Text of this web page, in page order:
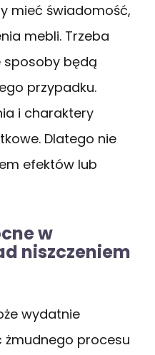
mieć świadomość,
mebli. Trzeba
sposoby będą
przypadku.
i charaktery
Dlatego nie
efektów lub
w
niszczeniem
wydatnie
żmudnego procesu